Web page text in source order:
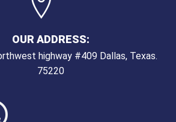
OUR ADDRESS:
highway #409 Dallas, Texas.
75220